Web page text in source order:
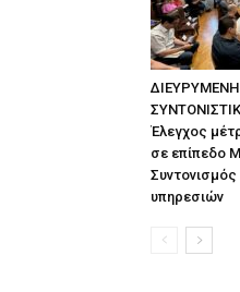
Έλεγχος
σε επίπεδο
υπηρεσιών